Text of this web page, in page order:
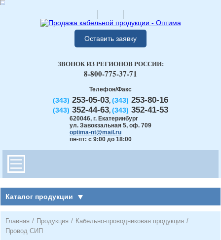
Оставить заявку
Телефон/Факс
(343) 253-05-03, (343) 253-80-16
(343) 352-44-63, (343) 352-41-53
620046, г. Екатеринбург
ул. Завокзальная 5, оф. 709
optima-nt@mail.ru
пн-пт: с 9:00 до 18:00
ЗВОНОК ИЗ РЕГИОНОВ РОССИИ:
8-800-775-37-71
Каталог продукции
Главная / Продукция / Кабельно-проводниковая продукция /
Провод СИП